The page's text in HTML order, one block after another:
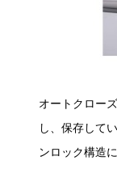
オートクロー
し、保存して
ンロック構造